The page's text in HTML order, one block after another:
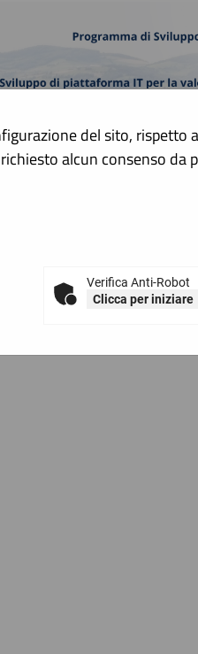
del sito, rispetto
alcun consenso da
Verifica Anti-Robot
Clicca per iniziare